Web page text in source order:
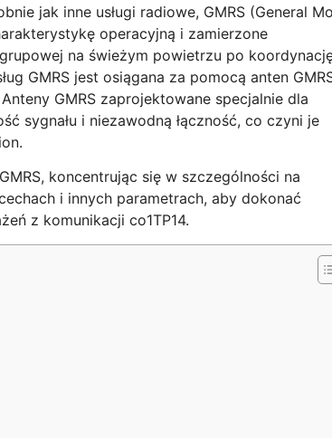
jak inne usługi radiowe, GMRS (General
operacyjną i zamierzone
na świeżym powietrzu po
GMRS jest osiągana za pomocą anten
GMRS zaprojektowane specjalnie dla
sygnału i niezawodną łączność, co czyni je
koncentrując się w szczególności na
i innych parametrach, aby dokonać
z komunikacji co1TP14.